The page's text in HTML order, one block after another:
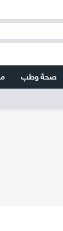
صحة وطب